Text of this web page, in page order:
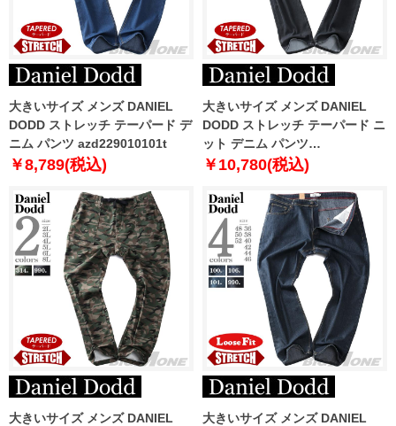
大きいサイズ メンズ DANIEL
DODD ストレッチ テーパード デ
ニム パンツ azd229010101t
￥8,789(税込)
大きいサイズ メンズ DANIEL
DODD ストレッチ テーパード ニ
ット デニム パンツ
azd229014101t
￥10,780(税込)
大きいサイズ メンズ DANIEL
大きいサイズ メンズ DANIEL